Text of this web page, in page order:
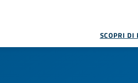
SCOPRI DI